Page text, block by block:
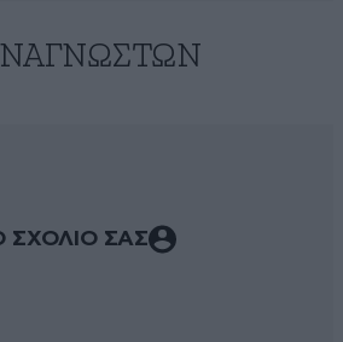
ΣΧΟΛΙΟ ΣΑΣ